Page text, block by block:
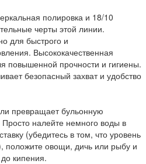
полировка и 18/10
черты этой линии.
для быстрого и
Высококачественная
повышенной прочности и гигиены.
безопасный захват и удобство
превращает бульонную
налейте немного воды в
(убедитесь в том, что уровень
положите овощи, дичь или рыбу и
кипения.